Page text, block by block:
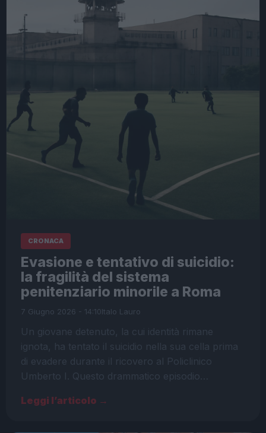
CRONACA
Evasione e tentativo di suicidio:
la fragilità del sistema
penitenziario minorile a Roma
7 Giugno 2026 - 14:10Italo Lauro
Un giovane detenuto, la cui identità rimane
ignota, ha tentato il suicidio nella sua cella prima
di evadere durante il ricovero al Policlinico
Umberto I. Questo drammatico episodio…
Leggi l’articolo →